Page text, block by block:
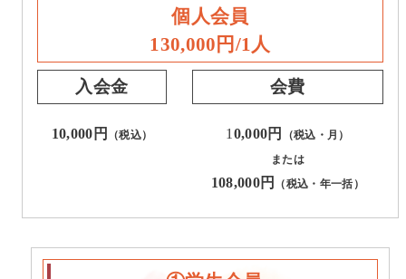
個人会員
130,000円/1人
入会金
10,000円 （税込）
会費
1 0,000円
（税込・月）
または
108,000円 （税込・年一括）